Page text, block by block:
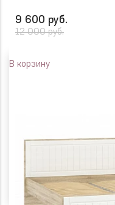
9 600 руб.
12 000 руб.
В корзину
Размеры: